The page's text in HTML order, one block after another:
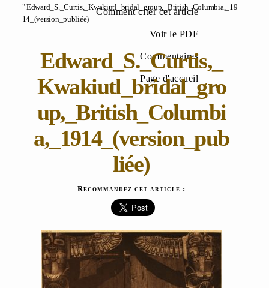
Comment citer cet article
Voir le PDF
Commentaires
Page d'accueil
" Edward_S._Curtis,_Kwakiutl_bridal_group,_British_Columbia,_19
14_(version_publiée)
Edward_S._Curtis,_
Kwakiutl_bridal_gro
up,_British_Columbi
a,_1914_(version_pub
liée)
Recommandez cet article :